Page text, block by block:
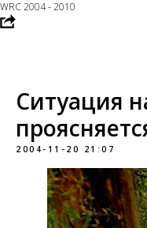
WRC 2004 - 2010
Ситуация
2004-11-20 21:07